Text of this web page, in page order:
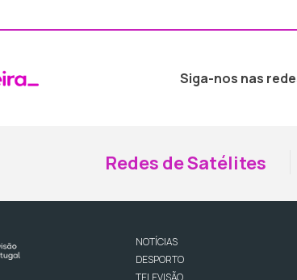
Siga-nos nas
Redes de Satélites
NOTÍCIAS
DESPORTO
TELEVISÃO